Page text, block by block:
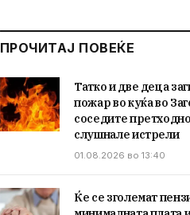
ПРОЧИТАЈ ПОВЕЌЕ
Татко и две деца
пожар во куќа во
соседите претходно
слушнале истрели
01.08.2026 во 13:40
Ќе се зголемат